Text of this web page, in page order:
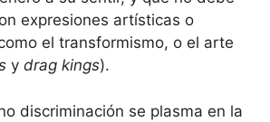
expresiones artísticas o
el transformismo, o el arte
y drag kings).
discriminación se plasma en la